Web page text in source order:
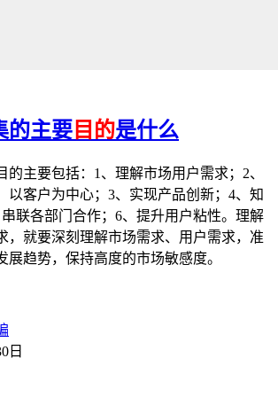
的主要 目的是什么
的主要包括：1、理解市场用户需求；2、
以客户为中心；3、实现产品创新；4、知
联各部门合作；6、提升用户粘性。理解
，就要深刻理解市场需求、用户需求，准
展趋势，保持高度的市场敏感度。
日